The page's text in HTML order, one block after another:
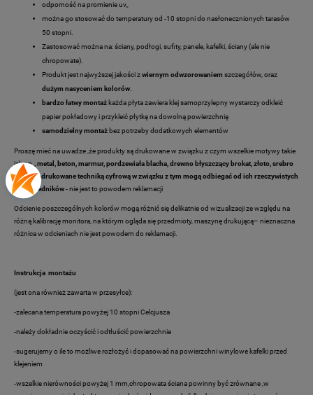
odporność na promienie uv,,
można go stosować do temperatury od -10 stopni do nasłonecznionych tarasów
50 stopni.
Zastosować można na: ściany, podłogi, sufity, panele, kafelki, ściany (ale nie
chropowate).
Produkt jest najwyższej jakości zwiernym odwzorowaniem szczegółów, oraz
dużym nasyceniem kolorów.
bardzo łatwy montaż każda płyta zawiera klej samoprzylepny wystarczy odkleić
papier pokładowy i przykleić płytkę na dowolną powierzchnię
samodzielny montaż bez potrzeby dodatkowych elementów
Proszę mieć na uwadze ,że produkty są drukowane w związku z czym wszelkie motywy takie
jak np., metal, beton, marmur, pordzewiała blacha, drewno błyszczący brokat, złoto, srebro
itp. sąnadrukowane techniką cyfrową w związku z tym mogą odbiegać od ich rzeczywistych
odpowiedników- nie jest to powodem reklamacji
Odcienie poszczególnych kolorów mogą różnić się delikatnie od wizualizacji ze względu na
różną kalibrację monitora, na którym ogląda się przedmioty, maszynę drukującą– nieznaczna
różnica w odcieniach nie jest powodem do reklamacji.
Instrukcja montażu
(jest ona również zawarta w przesyłce):
-zalecana temperatura powyżej 10 stopni Celcjusza
-należy dokładnie oczyścić i odtłuścić powierzchnie
-sugerujemy o ile to możliwe rozłożyć i dopasować na powierzchni winylowe kafelki przed
klejeniem
-wszelkie nierówności powyżej 1 mm,chropowata ściana powinny być zrównane ,w